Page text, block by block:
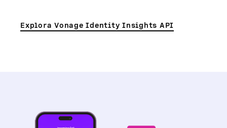
Explora Vonage Identity Insights API